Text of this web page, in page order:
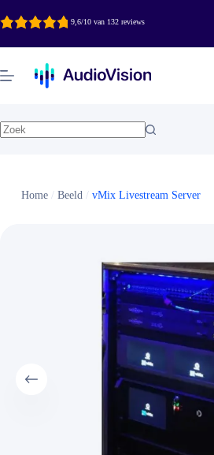
naar
inhoud
9,6/10 van 132 reviews
Home/ Beeld/ vMix Livestream Server